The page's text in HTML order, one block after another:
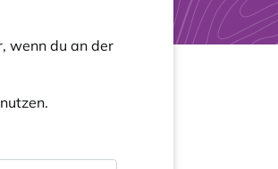
wenn du an der